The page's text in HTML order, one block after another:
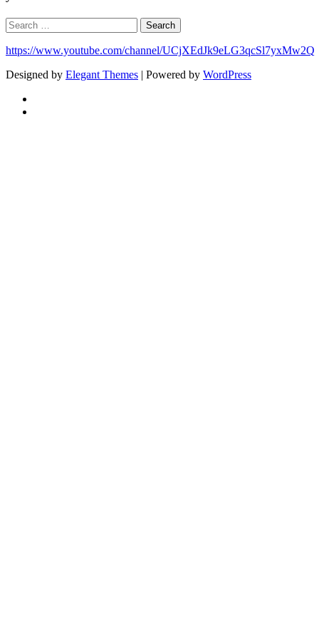
Search
for:
https://www.youtube.com/channel/UCjXEdJk9eLG3qcSl7yxMw2Q
Designed by Elegant Themes | Powered by WordPress